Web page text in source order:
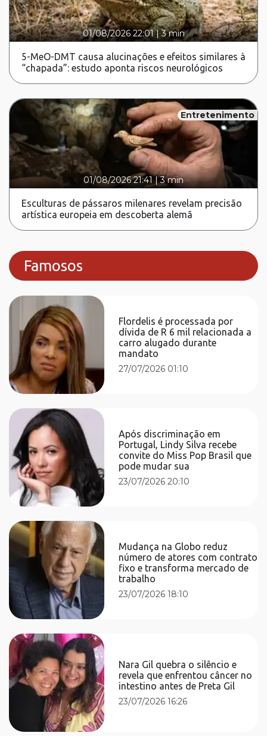
01/08/2026 22:01|3 min
5-MeO-DMT causa alucinações e efeitos similares à
“chapada”: estudo aponta riscos neurológicos
Entretenimento
01/08/2026 21:41 |3 min
Esculturas de pássaros milenares revelam precisão
artística europeia em descoberta alemã
Famosos
Flordelis é processada por
dívida de R 6 mil relacionada a
carro alugado durante
mandato
27/07/2026 01:10
Após discriminação em
Portugal, Lindy Silva recebe
convite do Miss Pop Brasil que
pode mudar sua
23/07/2026 20:10
Mudança na Globo reduz
número de atores com contrato
fixo e transforma mercado de
trabalho
23/07/2026 18:10
Nara Gil quebra o silêncio e
revela que enfrentou câncer no
intestino antes de Preta Gil
23/07/2026 16:26